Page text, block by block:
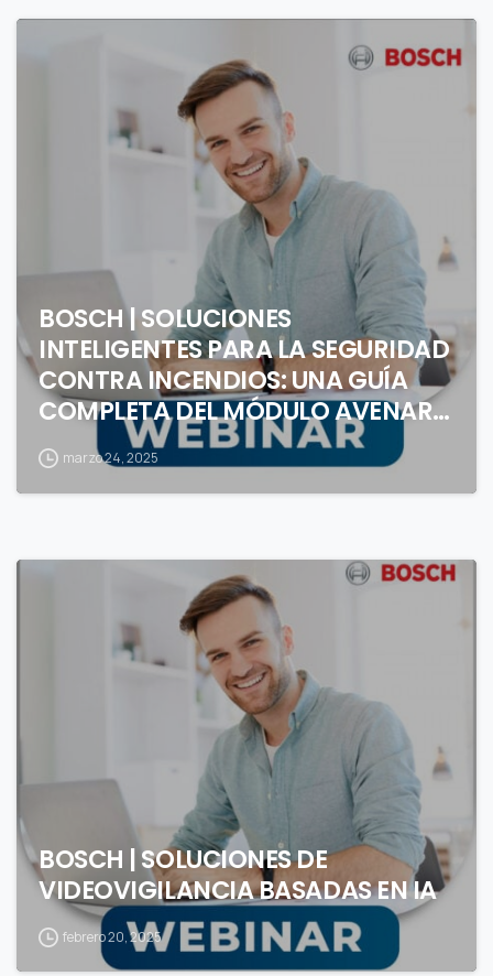
0
BOSCH | SOLUCIONES
INTELIGENTES PARA LA SEGURIDAD
CONTRA INCENDIOS: UNA GUÍA
COMPLETA DEL MÓDULO AVENAR
IO SERIE 4000
marzo 24, 2025
BOSCH | SOLUCIONES DE
VIDEOVIGILANCIA BASADAS EN IA
febrero 20, 2025